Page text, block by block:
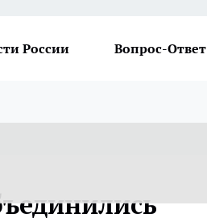
России Вопрос-Ответ